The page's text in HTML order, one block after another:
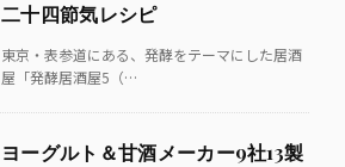
二十四節気レシピ
東京・表参道にある、発酵をテーマにした居酒
屋「発酵居酒屋5（…
ヨーグルト＆甘酒メーカー9社13製